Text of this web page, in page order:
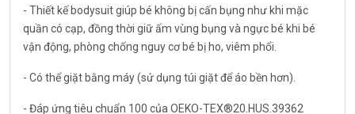
- Thiết kế bodysuit giúp bé không bị cấn bụng như khi mặc
quần có cạp, đồng thời giữ ấm vùng bụng và ngực bé khi bé
vận động, phòng chống nguy cơ bé bị ho, viêm phổi.
- Có thể giặt bằng máy (sử dụng túi giặt để áo bền hơn).
- Đáp ứng tiêu chuẩn 100 của OEKO-TEX®20.HUS.39362